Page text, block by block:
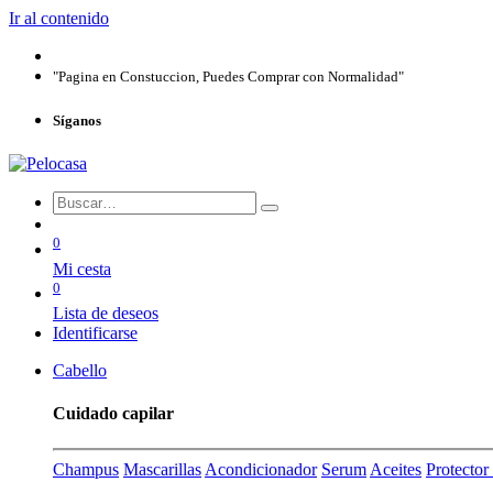
Ir al contenido
"Pagina en Constuccion, Puedes Comprar con Normalidad"
Síganos
0
Mi cesta
0
Lista de deseos
Identificarse
Cabello
Cuidado capilar
Champus Mascarillas Acondicionador Serum Aceites